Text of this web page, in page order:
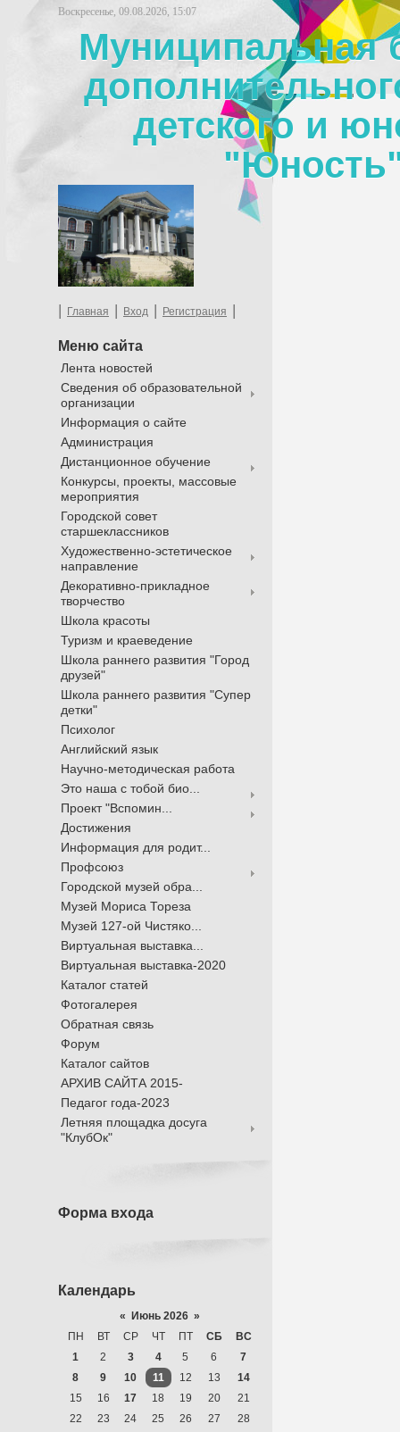
Воскресенье, 09.08.2026, 15:07
Муниципальная
детского и
| Главная | Вход | Регистрация |
Меню сайта
Лента новостей
Сведения об образовательной
организации
Информация о сайте
Администрация
Дистанционное обучение
Конкурсы, проекты, массовые
мероприятия
Городской совет
старшеклассников
Художественно-эстетическое
направление
Декоративно-прикладное
творчество
Школа красоты
Туризм и краеведение
Школа раннего развития "Город
друзей"
Школа раннего развития "Супер
детки"
Психолог
Английский язык
Научно-методическая работа
Это наша с тобой био...
Проект "Вспомин...
Достижения
Информация для родит...
Профсоюз
Городской музей обра...
Музей Мориса Тореза
Музей 127-ой Чистяко...
Виртуальная выставка...
Виртуальная выставка-2020
Каталог статей
Фотогалерея
Обратная связь
Форум
Каталог сайтов
АРХИВ САЙТА 2015-
Педагог года-2023
Летняя площадка досуга
"КлубОк"
Форма входа
Календарь
« Июнь 2026 »
ПН
ВТ СР ЧТ ПТ СБ
ВС
1
2 3 4 5 6
7
8
9 10 11 12 13
14
15
16 17 18 19 20
21
22
23 24 25 26 27
28